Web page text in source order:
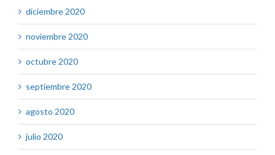
diciembre 2020
noviembre 2020
octubre 2020
septiembre 2020
agosto 2020
julio 2020